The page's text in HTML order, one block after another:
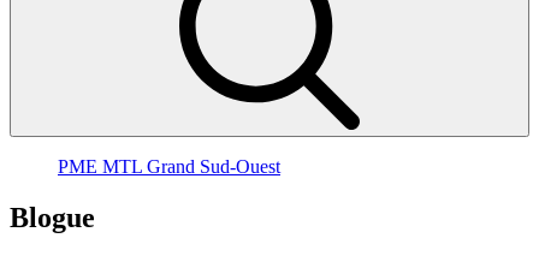
PME MTL Grand Sud-Ouest
Blogue